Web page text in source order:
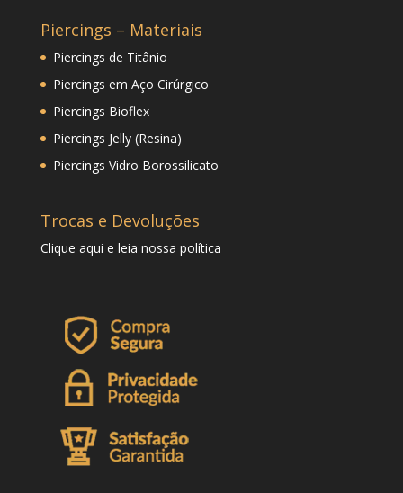
Piercings – Materiais
Piercings de Titânio
Piercings em Aço Cirúrgico
Piercings Bioflex
Piercings Jelly (Resina)
Piercings Vidro Borossilicato
Trocas e Devoluções
Clique aqui e leia nossa política